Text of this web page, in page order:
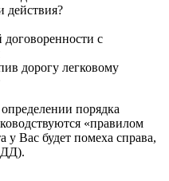
действия?
договоренности с
дорогу легковому
порядка
«правилом
у Вас будет помеха справа,